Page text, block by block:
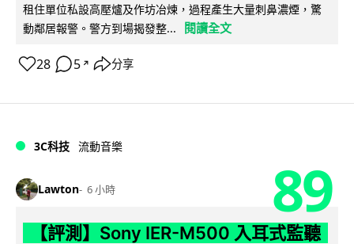
租住單位私設高壓爐及作坊冶煉，過程產生大量刺鼻濃煙，驚
動鄰居報警。警方到場揭發整...
閱讀全文
28 5 ↗ 分享
3C科技 流動音樂
Lawton 6 小時 89
【評測】Sony IER-M500 入耳式監聽